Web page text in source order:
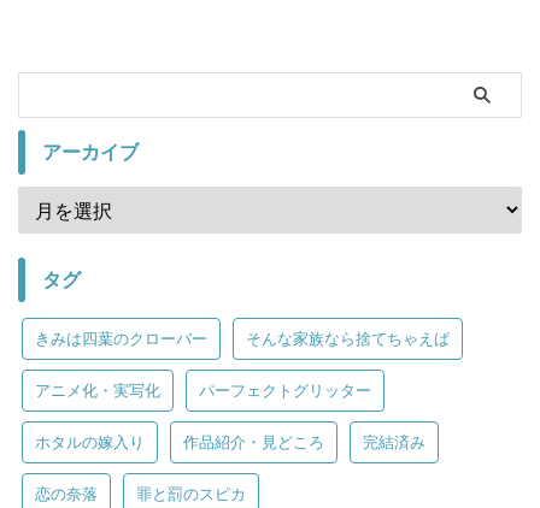
アーカイブ
タグ
きみは四葉のクローバー そんな家族なら捨てちゃえば
アニメ化・実写化 パーフェクトグリッター
ホタルの嫁入り 作品紹介・見どころ 完結済み
恋の奈落 罪と罰のスピカ